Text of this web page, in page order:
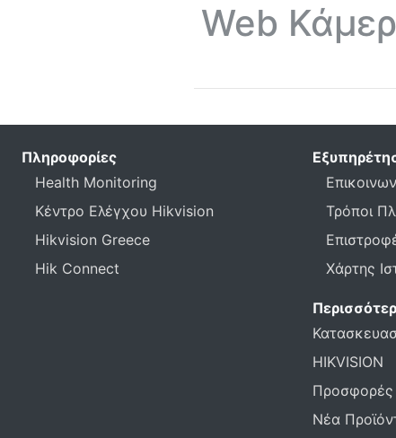
Web
Πληροφορίες
Health Monitoring
Κέντρο Ελέγχου Hikvision
Hikvision Greece
Hik Connect
Τρόποι
Χάρτης
HIKVISION
Προσφορές
Νέα